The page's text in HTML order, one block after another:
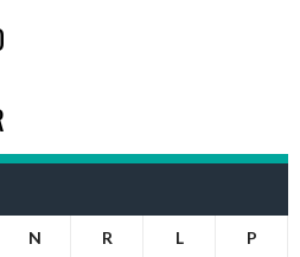
N R L P